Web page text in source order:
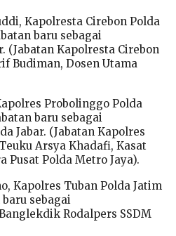
Kapolresta Cirebon Polda
baru sebagai
(Jabatan Kapolresta Cirebon
Budiman, Dosen Utama
Probolinggo Polda
baru sebagai
Jabar. (Jabatan Kapolres
Arsya Khadafi, Kasat
Pusat Polda Metro Jaya).
Kapolres Tuban Polda Jatim
sebagai
Rodalpers SSDM